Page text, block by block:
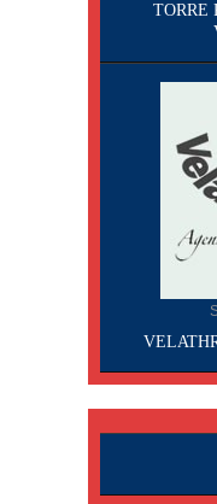
TORRE